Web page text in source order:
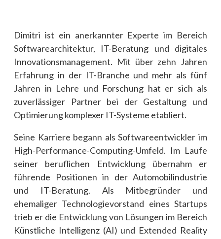
Dimitri ist ein anerkannter Experte im Bereich
Softwarearchitektur, IT-Beratung und digitales
Innovationsmanagement. Mit über zehn Jahren
Erfahrung in der IT-Branche und mehr als fünf
Jahren in Lehre und Forschung hat er sich als
zuverlässiger Partner bei der Gestaltung und
Optimierung komplexer IT-Systeme etabliert.
Seine Karriere begann als Softwareentwickler im
High-Performance-Computing-Umfeld. Im Laufe
seiner beruflichen Entwicklung übernahm er
führende Positionen in der Automobilindustrie
und IT-Beratung. Als Mitbegründer und
ehemaliger Technologievorstand eines Startups
trieb er die Entwicklung von Lösungen im Bereich
Künstliche Intelligenz (AI) und Extended Reality